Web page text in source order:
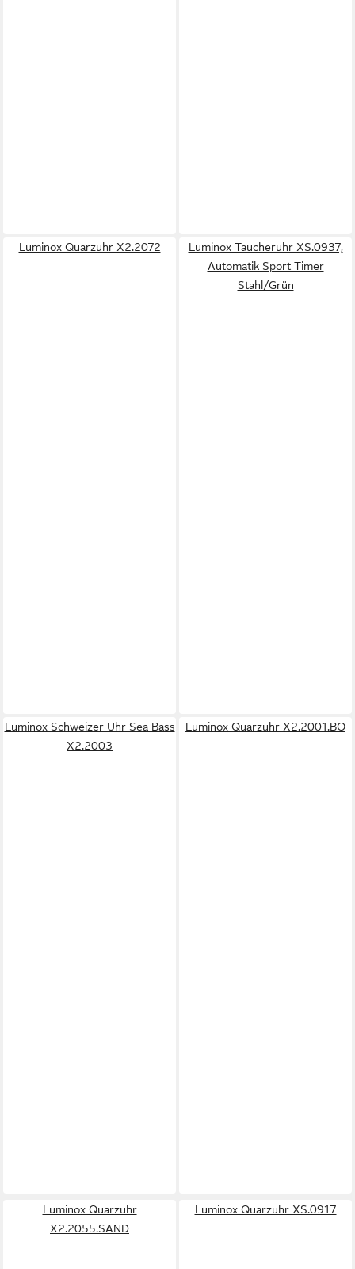
Luminox Quarzuhr X2.2072
Luminox Taucheruhr XS.0937,
Automatik Sport Timer
Stahl/Grün
Luminox Schweizer Uhr Sea Bass
X2.2003
Luminox Quarzuhr X2.2001.BO
Luminox Quarzuhr
X2.2055.SAND
Luminox Quarzuhr XS.0917